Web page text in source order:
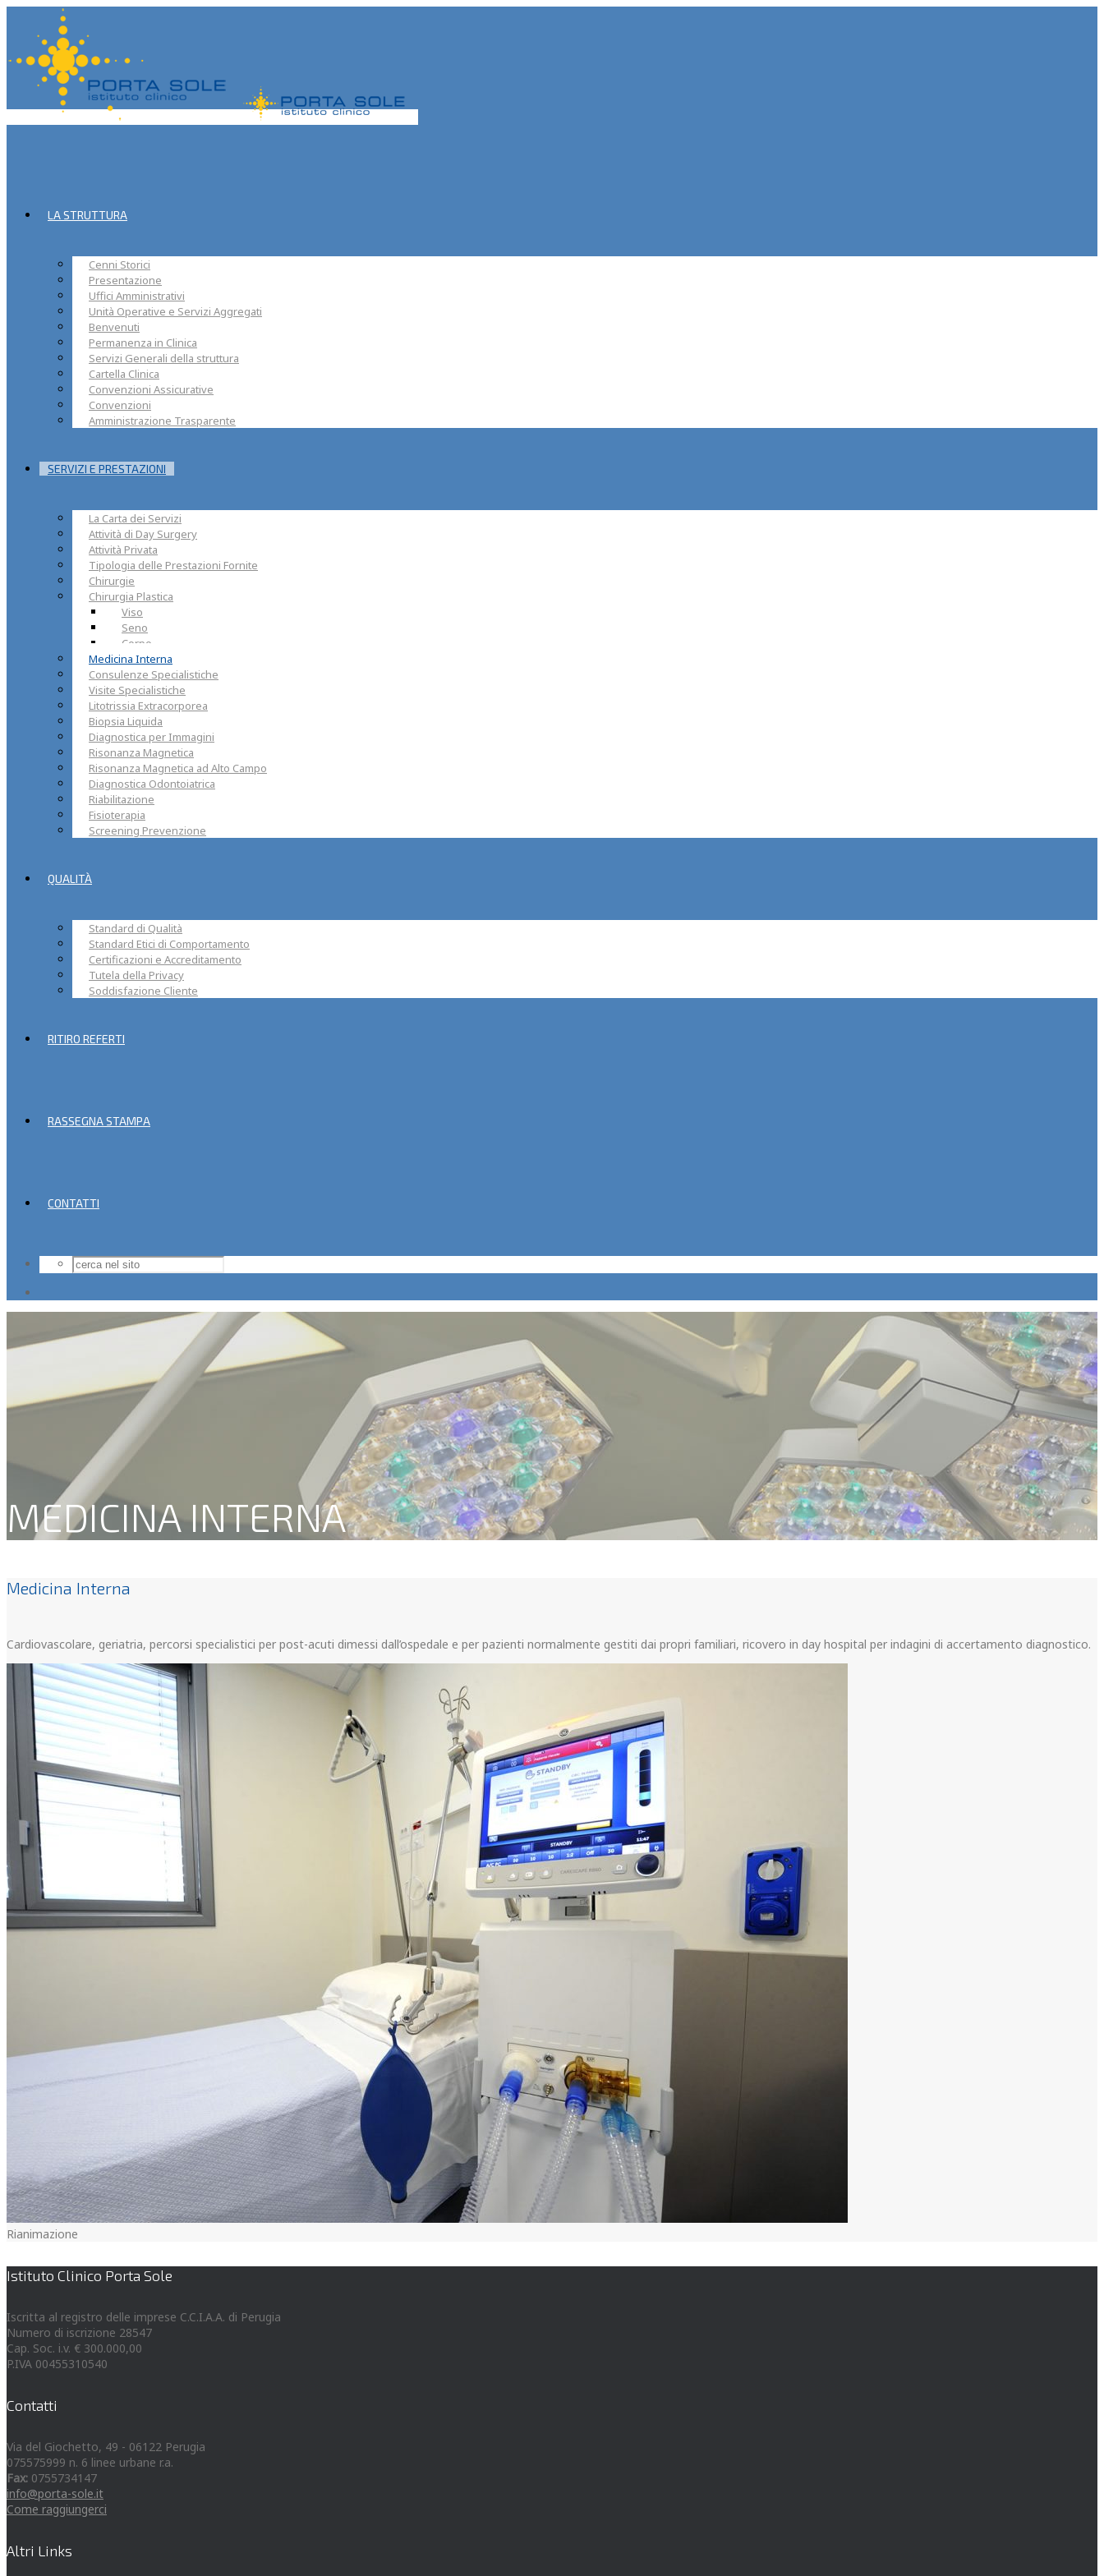
LA STRUTTURA
Cenni Storici
Presentazione
Uffici Amministrativi
Unità Operative e Servizi Aggregati
Benvenuti
Permanenza in Clinica
Servizi Generali della struttura
Cartella Clinica
Convenzioni Assicurative
Convenzioni
Amministrazione Trasparente
SERVIZI E PRESTAZIONI
La Carta dei Servizi
Attività di Day Surgery
Attività Privata
Tipologia delle Prestazioni Fornite
Chirurgie
Chirurgia Plastica
Viso
Seno
Corpo
Medicina Interna
Consulenze Specialistiche
Visite Specialistiche
Litotrissia Extracorporea
Biopsia Liquida
Diagnostica per Immagini
Risonanza Magnetica
Risonanza Magnetica ad Alto Campo
Diagnostica Odontoiatrica
Riabilitazione
Fisioterapia
Screening Prevenzione
QUALITÀ
Standard di Qualità
Standard Etici di Comportamento
Certificazioni e Accreditamento
Tutela della Privacy
Soddisfazione Cliente
RITIRO REFERTI
RASSEGNA STAMPA
CONTATTI
MEDICINA INTERNA
Medicina Interna
Cardiovascolare, geriatria, percorsi specialistici per post-acuti dimessi dall’ospedale e per pazienti normalmente gestiti dai propri familiari, ricovero in day hospital per indagini di accertamento diagnostico.
Rianimazione
Istituto Clinico Porta Sole
Iscritta al registro delle imprese C.C.I.A.A. di Perugia
Numero di iscrizione 28547
Cap. Soc. i.v. € 300.000,00
P.IVA 00455310540
Contatti
Via del Giochetto, 49 - 06122 Perugia
075575999 n. 6 linee urbane r.a.
Fax: 0755734147
info@porta-sole.it
Come raggiungerci
Altri Links